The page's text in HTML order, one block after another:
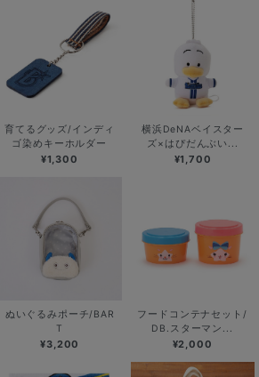
育てるグッズ/インディ
ゴ染めキーホルダー
¥1,300
横浜DeNAベイスター
ズ×はぴだんぶい...
¥1,700
ぬいぐるみポーチ/BAR
T
¥3,200
フードコンテナセット/
DB.スターマン...
¥2,000